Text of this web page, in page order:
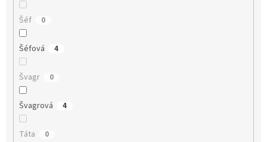
Šéf 0
Šéfová 4
Švagr 0
Švagrová 4
Táta 0